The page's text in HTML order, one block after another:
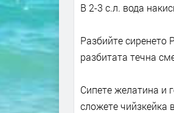
В 2-3 с.л. вода
Разбийте сиренето
разбитата течна
Сипете желатина и
сложете чийзкейка